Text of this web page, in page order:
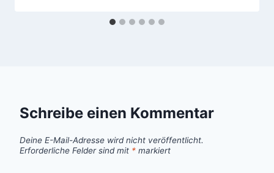
Schreibe einen Kommentar
Deine E-Mail-Adresse wird nicht veröffentlicht.
Erforderliche Felder sind mit * markiert